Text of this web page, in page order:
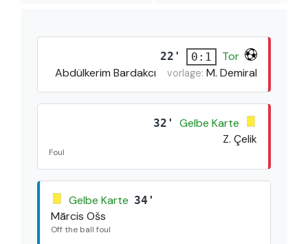
22' 0:1
Tor
Abdülkerim Bardakcı
vorlage: M. Demiral
32'
Gelbe Karte
Z. Çelik
Foul
Gelbe Karte 34'
Mārcis Ošs
Off the ball foul